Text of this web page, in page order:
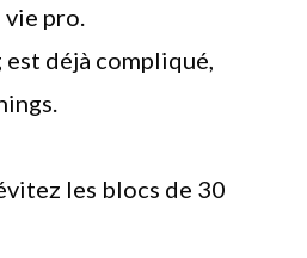
pro.
déjà compliqué,
les blocs de 30